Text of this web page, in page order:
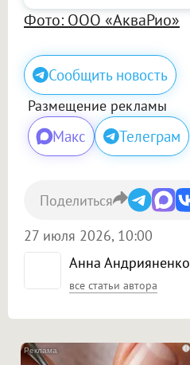
Фото: ООО «АкваРио»
Сообщить новость
Размещение рекламы
Макс Телеграм
Анна Андрияненко
все статьи автора
27 июля 2026, 10:00
Поделиться
i